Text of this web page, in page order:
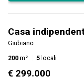
Casa
Giubiano
200 m² 5 locali
€ 299.000